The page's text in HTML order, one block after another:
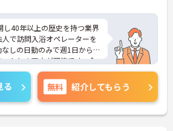
し40年以上の歴史を持つ業界
で訪問入浴オペレーターを
しの日勤のみで週1日から曜
トとの両立が可能です。企
枠や母父子育児手当があり
働けます。土祝は時給が10
どの福利厚生も充実してい
含む3名体制で行うため安心
運転免許や資格を活かして
る 無料 紹介してもらう